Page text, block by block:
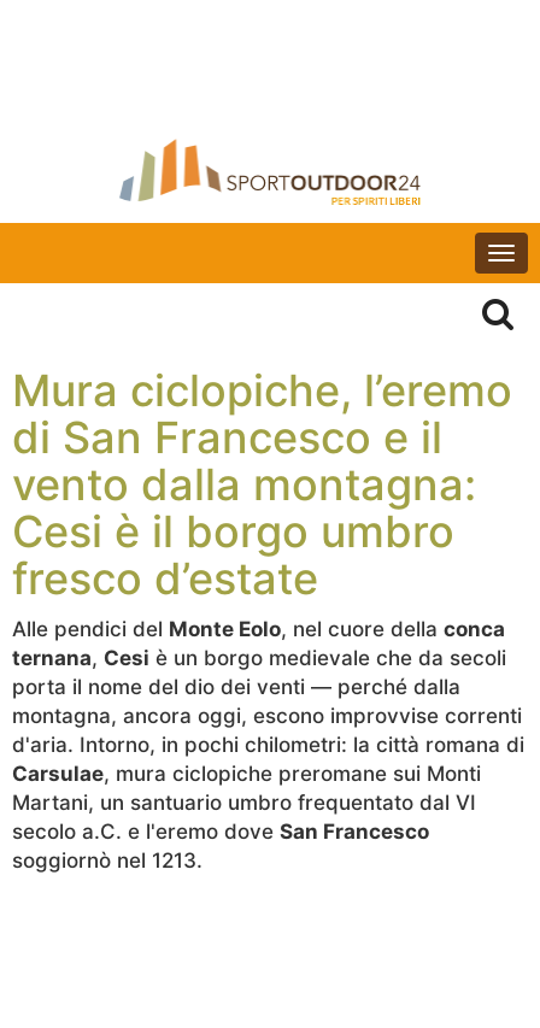
Mura ciclopiche, l’eremo
di San Francesco e il
vento dalla montagna:
Cesi è il borgo umbro
fresco d’estate
Alle pendici del Monte Eolo, nel cuore della conca
ternana, Cesi è un borgo medievale che da secoli
porta il nome del dio dei venti — perché dalla
montagna, ancora oggi, escono improvvise correnti
d'aria. Intorno, in pochi chilometri: la città romana di
Carsulae, mura ciclopiche preromane sui Monti
Martani, un santuario umbro frequentato dal VI
secolo a.C. e l'eremo dove San Francesco
soggiornò nel 1213.